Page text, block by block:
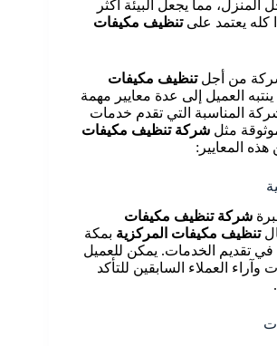
مما يجعل البيئة أكثر
كله يعتمد علىتنظيف مكيفات
من أجلتنظيف مكيفات
العميل إلى عدة معايير مهمة
المناسبة التي تقدم خدمات
مثل شركة تنظيف مكيفات
المعايير:
شركة تنظيف مكيفات
تنظيف مكيفات المركزية بمكة
تقديم الخدمات. يمكن للعميل
وآراء العملاء السابقين للتأكد